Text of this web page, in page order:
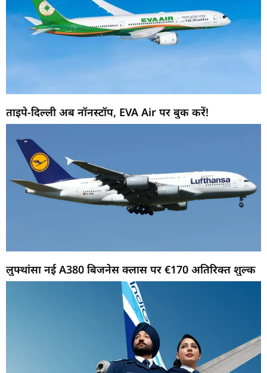
ताइपे-दिल्ली अब नॉनस्टॉप, EVA Air पर बुक करें!
लुफ्थांसा नई A380 बिजनेस क्लास पर €170 अतिरिक्त शुल्क